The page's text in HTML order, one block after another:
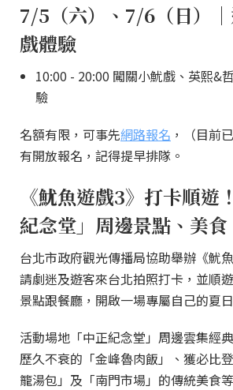
7/5（六）、7/6（日）
戲體驗
10:00 - 20:00 闖關小魷戲、英熙&
驗
名額有限，可事先網路報名 ，（目前
有開放報名，記得提早排隊。
《魷魚遊戲3》打卡順遊
紀念堂」周邊景點、美食
台北市政府觀光傳播局協助舉辦《魷
請劇迷及遊客來台北拍照打卡，並順
景點跟餐廳，開啟一場專屬自己的夏
活動場地「中正紀念堂」周邊雲集經
歷久不衰的「金峰魯肉飯」、獲必比
籠湯包」及「南門市場」的傳統美食